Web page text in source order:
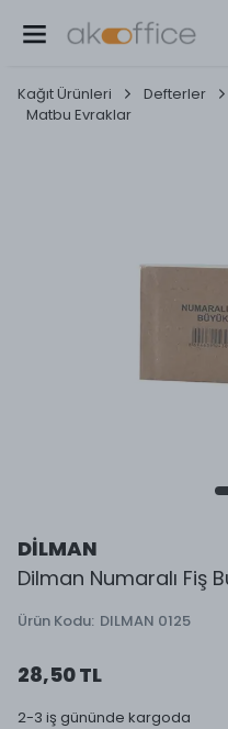
Kağıt Ürünleri Defterler
Matbu Evraklar
DİLMAN
Dilman Numaralı Fiş
Ürün Kodu: DILMAN 0125
28,50 TL
2-3 iş gününde kargoda